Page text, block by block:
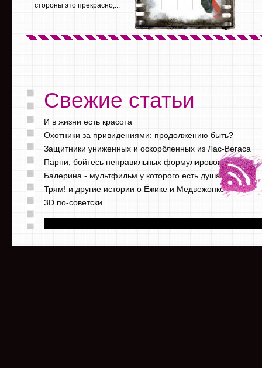
стороны это прекрасно,...
Свежие статьи
И в жизни есть красота
Охотники за привидениями: продолжению быть?
Защитники униженных и оскорбленных из Лас-Вегаса
Парни, бойтесь неправильных формулировок
Балерина - мультфильм у которого есть душа
Трям! и другие истории о Ёжике и Медвежонке
3D по-советски